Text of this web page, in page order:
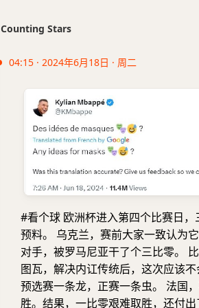
Counting Stars
04:15 · 2024年6月18日 · 周二
#看个球 欧洲杯进入第四个比赛日
预料。 乌克兰，赛前大家一致认为
对手，被罗马尼亚干了个三比零。
图瓦，解决内讧传统后，这次应该
预选赛一条龙，正赛一条虫。 法国
胜。结果，一比零艰难取胜，还付